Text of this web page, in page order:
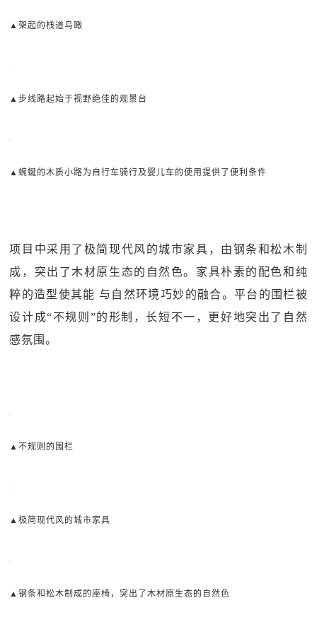
▲架起的栈道鸟瞰
▲步线路起始于视野绝佳的观景台
▲蜿蜒的木质小路为自行车骑行及婴儿车的使用提供了便利条件
项目中采用了极简现代风的城市家具，由钢条和松木制
成，突出了木材原生态的自然色。家具朴素的配色和纯
粹的造型使其能 与自然环境巧妙的融合。平台的围栏被
设计成“不规则”的形制，长短不一，更好地突出了自然
感氛围。
▲不规则的围栏
▲极简现代风的城市家具
▲钢条和松木制成的座椅，突出了木材原生态的自然色